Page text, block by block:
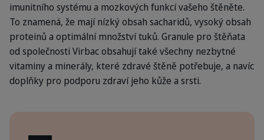
imunitního systému a mozkových funkcí vašeho štěněte.
To znamená, že mají nízký obsah sacharidů, vysoký obsah
proteinů a optimální množství tuků. Granule pro štěňata
od společnosti Virbac obsahují také všechny nezbytné
vitaminy a minerály, které zdravé štěně potřebuje, a navíc
doplňky pro podporu zdraví jeho kůže a srsti.